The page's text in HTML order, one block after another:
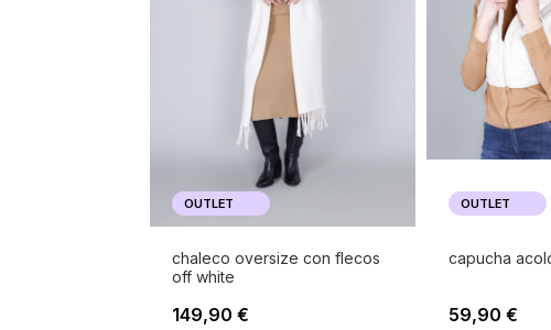
OUTLET
chaleco oversize con flecos
off white
149,90 €
OUTLET
capucha
59,90 €